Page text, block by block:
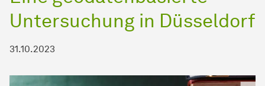
Untersuchung in Düsseldorf
31.10.2023